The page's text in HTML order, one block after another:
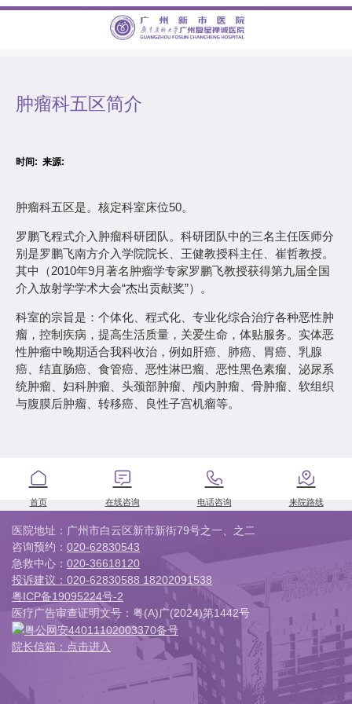
来院路线
医保专栏

医院概况
医院简介
发展历程
医院文化
来院路线
 新闻中心
院内新闻
公益行动
视频报道
媒体报道
医保政策
 International Medical
肿瘤科五区简介
时间: 来源:
肿瘤科五区是。核定科室床位50。
罗鹏飞程式介入肿瘤科研团队。科研团队中的三名主任医师分
别是罗鹏飞南方介入学院院长、王健教授科主任、崔哲教授。
其中（2010年9月著名肿瘤学专家罗鹏飞教授获得第九届全国
介入放射学学术大会“杰出贡献奖”）。
科室的宗旨是：个体化、程式化、专业化综合治疗各种恶性肿
瘤，控制疾病，提高生活质量，关爱生命，体贴服务。实体恶
性肿瘤中晚期适合我科收治，例如肝癌、肺癌、胃癌、乳腺
癌、结直肠癌、食管癌、恶性淋巴瘤、恶性黑色素瘤、泌尿系
统肿瘤、妇科肿瘤、头颈部肿瘤、颅内肿瘤、骨肿瘤、软组织
与腹膜后肿瘤、转移癌、良性子宫机瘤等。

首页

在线咨询

电话咨询

来院路线
医院地址：广州市白云区新市新街79号之一、之二
咨询预约： 020-62830543
急救中心： 020-36618120
投诉建议： 020-62830588 18202091538
粤ICP备19095224号-2
医疗广告审查证明文号：粤(A)广(2024)第1442号
粤公网安44011102003370备号
院长信箱：点击进入